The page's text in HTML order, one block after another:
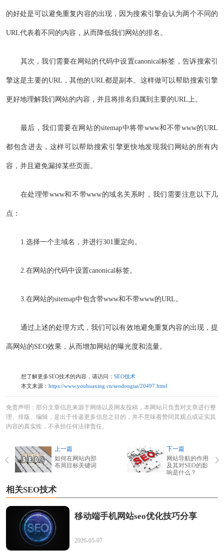
的好处是可以避免重复内容的出现，因为搜索引擎会认为两个不同的
URL代表着不同的内容，从而降低我们网站的排名。
其次，我们需要在网站的代码中设置canonical标签，告诉搜索引
擎这是主要的URL，其他的URL都是副本。这样做可以帮助搜索引擎
更好地理解我们网站的内容，并且将排名归属到主要的URL上。
最后，我们需要在网站的sitemap中将带www和不带www的URL
都包含进去，这样可以帮助搜索引擎更快地发现我们网站的所有内
容，并且避免漏掉某些页面。
在处理带www和不带www的域名关系时，我们需要注意以下几
点：
1.选择一个主域名，并进行301重定向。
2.在网站的代码中设置canonical标签。
3.在网站的sitemap中包含带www和不带www的URL。
通过上述的处理方式，我们可以有效地避免重复内容的出现，提
高网站的SEO效果，从而增加网站的曝光度和流量。
想了解更多SEO技术的内容，请访问： SEO技术
本文来源： https://www.youhuaxing.cn/seodongtai/20497.html
免责声明：部分文章信息来源于网络以及网友投稿，本网站只负责对文章进行整
理、排版、编辑，是出于传递更多信息之目的，并不意味着赞同其观点或证实其
内容的真实性，不承担任何法律责任。
上一篇
如何在网站内部
布局目标关键词
下一篇
网站导航的作用
及其对SEO的影
响是什么？
相关SEO技术
移动端手机网站seo优化技巧分享
2026-05-07